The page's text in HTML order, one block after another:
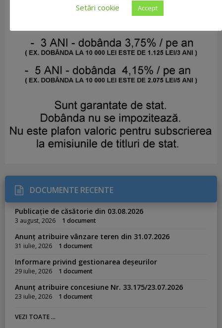
DOCUMENTE RECENTE
Publicație de căsătorie din 03.08.2026
3 august, 2026 1 document
Anunț atribuire vânzare teren din 31.07.2026
31 iulie, 2026 1 document
Informare privind gestionarea deșeurilor
29 iulie, 2026 1 document
Anunț atribuire concesiune Nr. 33.175/23.07.2026
23 iulie, 2026 1 document
VEZI TOATE ...
Setări cookie
Accept